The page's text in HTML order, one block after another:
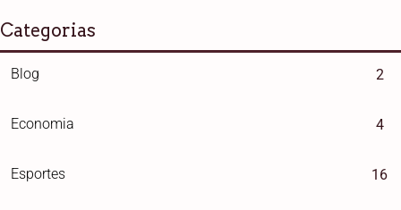
Categorias
Blog 2
Economia 4
Esportes 16